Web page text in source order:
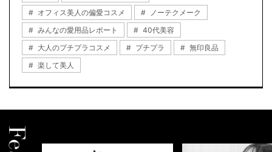
オフィス美人の偏愛コスメ
ノーテクメーク
みんなの愛用品レポート
40代美容
大人のプチプラコスメ
プチプラ
無印良品
楽して美人